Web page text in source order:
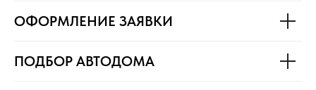
ОФОРМЛЕНИЕ ЗАЯВКИ
ПОДБОР АВТОДОМА